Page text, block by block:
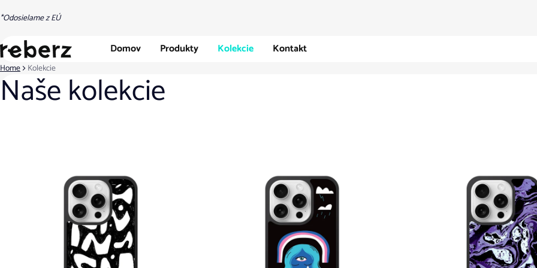
*Odosielame z EÚ
Domov Produkty Kolekcie Kontakt
Home Kolekcie
Naše kolekcie